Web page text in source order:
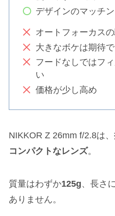
デザインのマッチ
オートフォーカス
大きなボケは期待
フードなしではフ
い
価格が少し高め
NIKKOR Z 26mm f/2.8は、
コンパクトなレンズ。
質量はわずか125g、長さ
ありません。